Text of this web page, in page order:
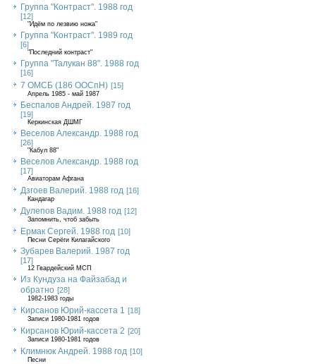
Группа "Контраст". 1988 год
[12]
"Идём по лезвию ножа"
Группа "Контраст". 1989 год
[6]
"Последний контраст"
Группа "Талукан 88". 1988 год
[16]
7 ОМСБ (186 ООСпН) [15]
Апрель 1985 - май 1987
Беспалов Андрей. 1987 год
[19]
Керкинская ДШМГ
Веселов Александр. 1988 год
[26]
"Кабул 88"
Веселов Александр. 1988 год
[17]
Авиаторам Афгана
Дзгоев Валерий. 1988 год [16]
Кандагар
Дулепов Вадим. 1988 год [12]
Запомнить, чтоб забыть
Ермак Сергей. 1988 год [10]
Песни Серёги Килагайского
Зубарев Валерий. 1987 год
[17]
12 Гвардейский МСП
Из Кундуза на Файзабад и
обратно [28]
1982-1983 годы
Кирсанов Юрий-кассета 1 [18]
Записи 1980-1981 годов
Кирсанов Юрий-кассета 2 [20]
Записи 1980-1981 годов
Климнюк Андрей. 1988 год [10]
Песни